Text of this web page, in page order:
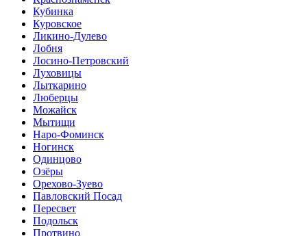
Кубинка
Куровское
Ликино-Дулево
Лобня
Лосино-Петровский
Луховицы
Лыткарино
Люберцы
Можайск
Мытищи
Наро-Фоминск
Ногинск
Одинцово
Озёры
Орехово-Зуево
Павловский Посад
Пересвет
Подольск
Протвино